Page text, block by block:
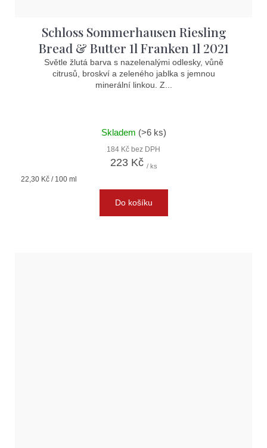
Schloss Sommerhausen Riesling
Bread & Butter 1l Franken 1l 2021
Světle žlutá barva s nazelenalými odlesky, vůně
citrusů, broskví a zeleného jablka s jemnou
minerální linkou. Z...
Skladem (>6 ks)
184 Kč bez DPH
223 Kč / ks
Měrná
22,30 Kč / 100 ml
Do košíku